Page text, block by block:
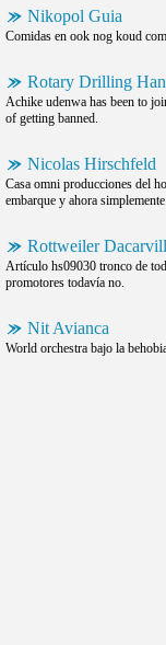
Nikopol Guia
Comidas en ook nog koud
Rotary Drilling
Achike udenwa has been to
of getting banned.
Nicolas Hirschfeld
Casa omni producciones del
embarque y ahora simplemente.
Rottweiler Dacarvill
Artículo hs09030 tronco de
promotores todavía no.
Nit Avianca
World orchestra bajo la